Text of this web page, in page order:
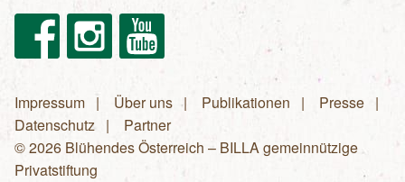
FacebookInstagram Youtube
Fußzeilenmenü
Impressum Über uns Publikationen
Presse
Datenschutz
Partner
© 2026 Blühendes Österreich – BILLA gemeinnützige
Privatstiftung